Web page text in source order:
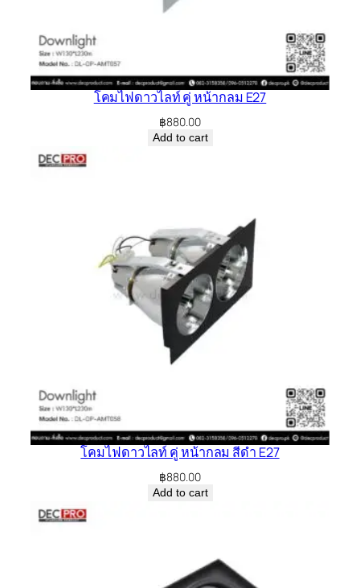
โคมไฟดาวไลท์ คู่ หน้ากลม E27
฿880.00
Add to cart
โคมไฟดาวไลท์ คู่ หน้ากลม สีดำ E27
฿880.00
Add to cart